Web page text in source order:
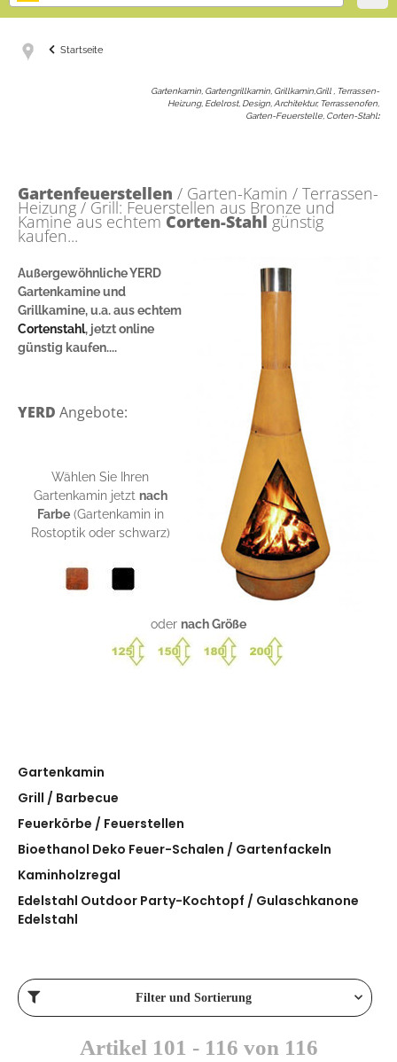
Startseite
Gartenkamin, Gartengrillkamin, Grillkamin,Grill , Terrassen-
Heizung, Edelrost, Design, Architektur, Terrassenofen,
Garten-Feuerstelle, Corten-Stahl:
Gartenfeuerstellen / Garten-Kamin / Terrassen-
Heizung / Grill: Feuerstellen aus Bronze und
Kamine aus echtem Corten-Stahl günstig
kaufen...
Außergewöhnliche YERD
Gartenkamine und
Grillkamine, u.a. aus echtem
Cortenstahl, jetzt online
günstig kaufen....
YERD Angebote:
Wählen Sie Ihren
Gartenkamin jetzt nach
Farbe(Gartenkamin in
Rostoptik oder schwarz)
oder nach Größe
Gartenkamin
Grill / Barbecue
Feuerkörbe / Feuerstellen
Bioethanol Deko Feuer-Schalen / Gartenfackeln
Kaminholzregal
Edelstahl Outdoor Party-Kochtopf / Gulaschkanone
Edelstahl
Filter und Sortierung
Artikel 101 - 116 von 116